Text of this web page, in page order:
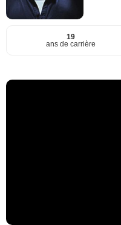
19
ans de carrière